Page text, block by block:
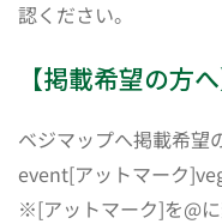
認ください。
【掲載希望の方へ
ベジマップへ掲載希望
event[アットマーク
※[アットマーク]を@に